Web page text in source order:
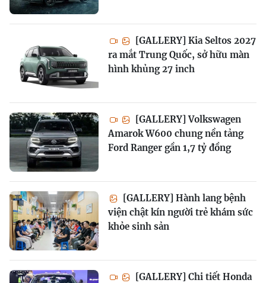
[GALLERY] Kia Seltos 2027
ra mắt Trung Quốc, sở hữu màn
hình khủng 27 inch
[GALLERY] Volkswagen
Amarok W600 chung nền tảng
Ford Ranger gần 1,7 tỷ đồng
[GALLERY] Hành lang bệnh
viện chật kín người trẻ khám sức
khỏe sinh sản
[GALLERY] Chi tiết Honda